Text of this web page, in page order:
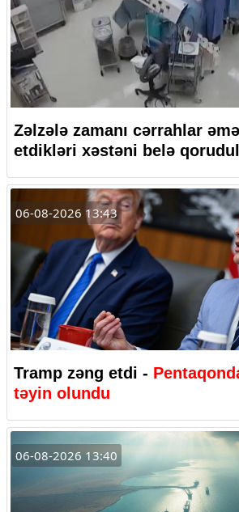
Zəlzələ zamanı cərrahlar
etdikləri xəstəni belə
06-08-2026 13:43
Tramp zəng etdi -
təyin olundu
06-08-2026 13:40